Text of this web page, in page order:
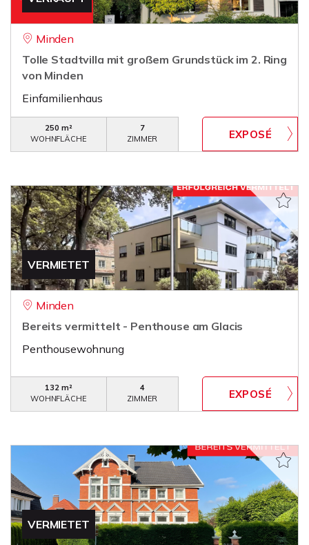
Minden
Tolle Stadtvilla mit großem Grundstück im 2. Ring
von Minden
Einfamilienhaus
250 m²
WOHNFLÄCHE
7
ZIMMER
VERMIETET
Minden
Bereits vermittelt - Penthouse am Glacis
Penthousewohnung
132 m²
WOHNFLÄCHE
4
ZIMMER
VERMIETET